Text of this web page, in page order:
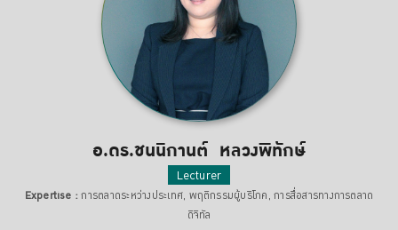
อ.ดร.ชนนิกานต์ หลวงพิทักษ์
Lecturer
Expertise :การตลาดระหว่างประเทศ, พฤติกรรมผู้บริโภค, การสื่อสารทางการตลาด
ดิจิทัล